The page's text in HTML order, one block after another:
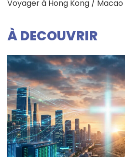
Voyager à Hong Kong / Macao
À DECOUVRIR